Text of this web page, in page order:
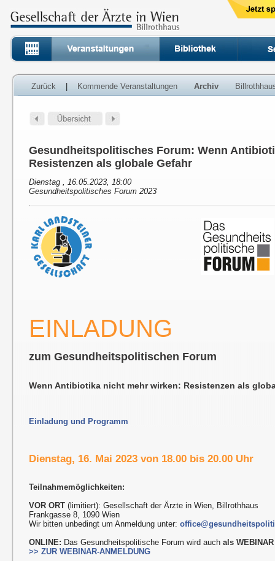
Zurück Kommende Veranstaltungen Archiv
Gesundheitspolitisches Forum: Wenn
Resistenzen als globale Gefahr
Dienstag , 16.05.2023, 18:00
Gesundheitspolitisches Forum 2023
EINLADUNG
zum Gesundheitspolitischen Forum
Wenn Antibiotika nicht mehr wirken: Resistenzen als
Einladung und Programm
Dienstag, 16. Mai 2023 von 18.00 bis 20.00 Uhr
Teilnahmemöglichkeiten:
VOR ORT (limitiert): Gesellschaft der Ärzte in Wien, Billrothhaus
Frankgasse 8, 1090 Wien
Wir bitten unbedingt um Anmeldung unter:
ONLINE: Das Gesundheitspolitische Forum wird auch als WEBINAR
>> ZUR WEBINAR-ANMELDUNG